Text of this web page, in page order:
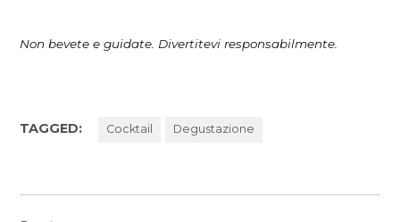
Non bevete e guidate. Divertitevi responsabilmente.
TAGGED: Cocktail Degustazione